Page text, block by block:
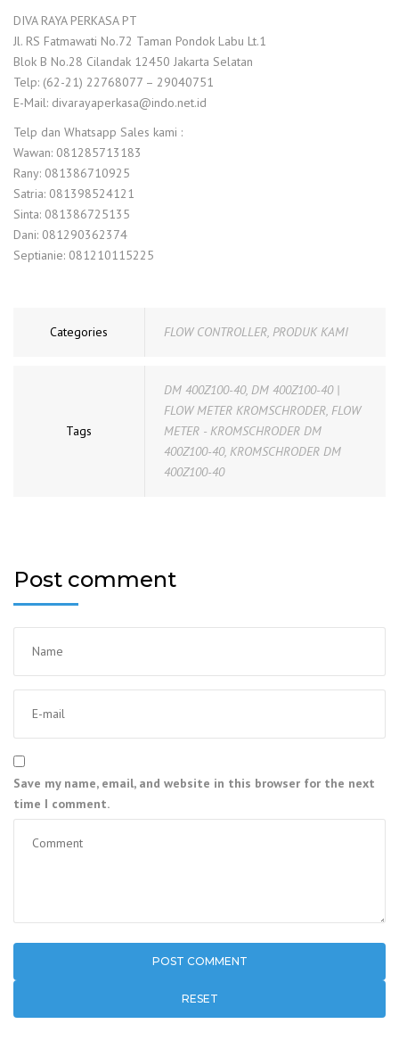
DIVA RAYA PERKASA PT
Jl. RS Fatmawati No.72 Taman Pondok Labu Lt.1
Blok B No.28 Cilandak 12450 Jakarta Selatan
Telp: (62-21) 22768077 – 29040751
E-Mail: divarayaperkasa@indo.net.id
Telp dan Whatsapp Sales kami :
Wawan: 081285713183
Rany: 081386710925
Satria: 081398524121
Sinta: 081386725135
Dani: 081290362374
Septianie: 081210115225
Categories FLOW CONTROLLER, PRODUK KAMI
Tags
DM 400Z100-40, DM 400Z100-40 |
FLOW METER KROMSCHRODER, FLOW
METER - KROMSCHRODER DM
400Z100-40, KROMSCHRODER DM
400Z100-40
Post comment
Save my name, email, and website in this browser for the next
time I comment.
RESET